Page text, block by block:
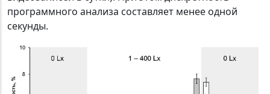
программного анализа составляет менее одной
секунды.